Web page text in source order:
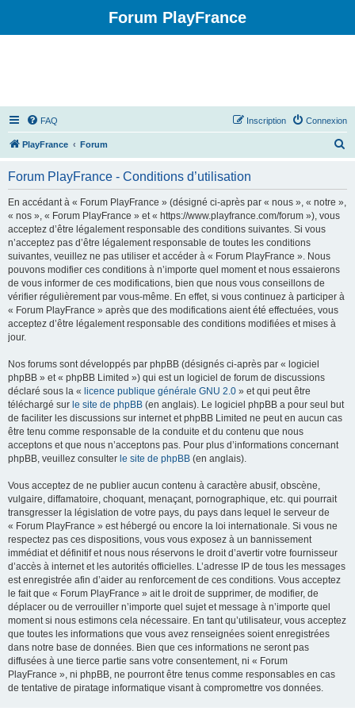
Forum PlayFrance
FAQ Connexion
Inscription
PlayFrance Forum
Forum PlayFrance - Conditions d’utilisation
En accédant à « Forum PlayFrance » (désigné ci-après par « nous », « notre »,
« nos », « Forum PlayFrance » et « https://www.playfrance.com/forum »), vous
acceptez d’être légalement responsable des conditions suivantes. Si vous
n’acceptez pas d’être légalement responsable de toutes les conditions
suivantes, veuillez ne pas utiliser et accéder à « Forum PlayFrance ». Nous
pouvons modifier ces conditions à n’importe quel moment et nous essaierons
de vous informer de ces modifications, bien que nous vous conseillons de
vérifier régulièrement par vous-même. En effet, si vous continuez à participer à
« Forum PlayFrance » après que des modifications aient été effectuées, vous
acceptez d’être légalement responsable des conditions modifiées et mises à
jour.
Nos forums sont développés par phpBB (désignés ci-après par « logiciel
phpBB » et « phpBB Limited ») qui est un logiciel de forum de discussions
déclaré sous la « licence publique générale GNU 2.0 » et qui peut être
téléchargé sur le site de phpBB (en anglais). Le logiciel phpBB a pour seul but
de faciliter les discussions sur internet et phpBB Limited ne peut en aucun cas
être tenu comme responsable de la conduite et du contenu que nous
acceptons et que nous n’acceptons pas. Pour plus d’informations concernant
phpBB, veuillez consulter le site de phpBB (en anglais).
Vous acceptez de ne publier aucun contenu à caractère abusif, obscène,
vulgaire, diffamatoire, choquant, menaçant, pornographique, etc. qui pourrait
transgresser la législation de votre pays, du pays dans lequel le serveur de
« Forum PlayFrance » est hébergé ou encore la loi internationale. Si vous ne
respectez pas ces dispositions, vous vous exposez à un bannissement
immédiat et définitif et nous nous réservons le droit d’avertir votre fournisseur
d’accès à internet et les autorités officielles. L’adresse IP de tous les messages
est enregistrée afin d’aider au renforcement de ces conditions. Vous acceptez
le fait que « Forum PlayFrance » ait le droit de supprimer, de modifier, de
déplacer ou de verrouiller n’importe quel sujet et message à n’importe quel
moment si nous estimons cela nécessaire. En tant qu’utilisateur, vous acceptez
que toutes les informations que vous avez renseignées soient enregistrées
dans notre base de données. Bien que ces informations ne seront pas
diffusées à une tierce partie sans votre consentement, ni « Forum
PlayFrance », ni phpBB, ne pourront être tenus comme responsables en cas
de tentative de piratage informatique visant à compromettre vos données.